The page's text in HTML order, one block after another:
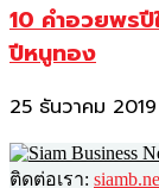
10 คำอวยพร
ปีหนูทอง
25 ธันวาคม 2019
ติดต่อเรา: